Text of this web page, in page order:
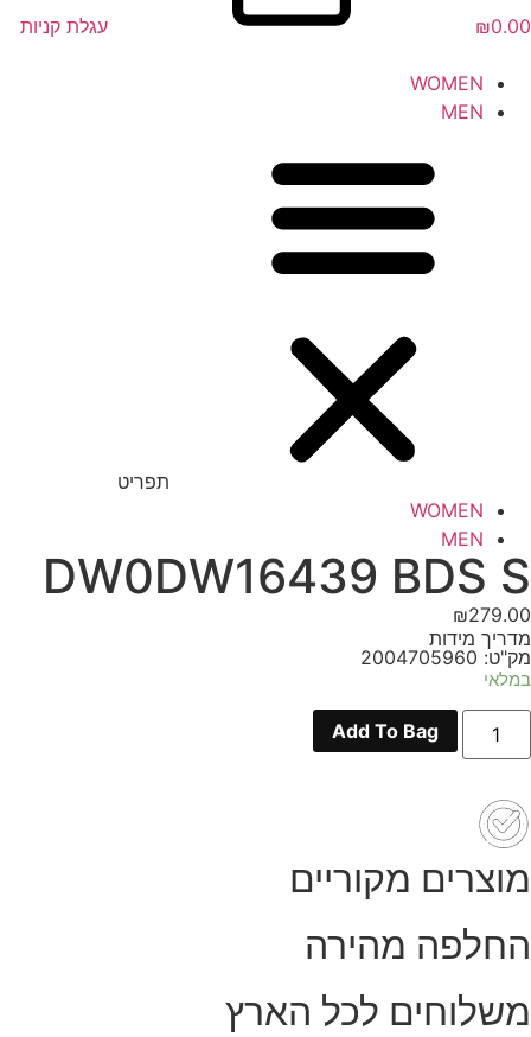
₪0.00 עגלת קניות
WOMEN
MEN
תפריט
WOMEN
MEN
DW0DW16439 BDS S
₪279.00
מדריך מידות
מק"ט: 2004705960
במלאי
כמות
DW0DW16439
Add To Bag
מוצרים מקוריים
החלפה מהירה
משלוחים לכל הארץ